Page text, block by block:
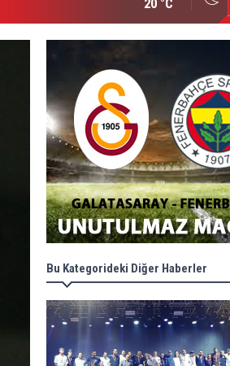
20 °C
Bu Kategorideki Diğer Haberler